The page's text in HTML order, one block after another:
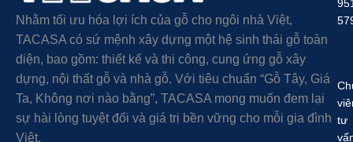
Nhằm tối ưu hóa lợi ích của gỗ cho ngôi nhà Việt,
TACASA có sứ mệnh xây dựng một hệ sinh thái gỗ toàn
diện, bao gồm: thiết kế và thi công, cung ứng gỗ xây
dựng, nội thất gỗ và nhà gỗ. Với tiêu chuẩn “Gỗ Tây, Giá
Ta, Không nơi nào bằng”, TACASA mong muốn đem lại
sự hài lòng tuyệt đối và giá trị bền vững cho mỗi gia đình
Việt.
tư